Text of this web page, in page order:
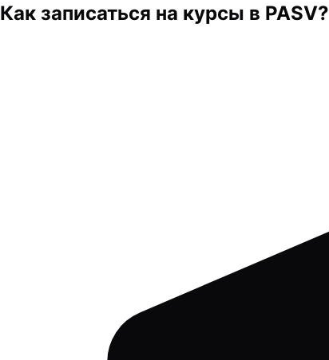
Как записаться на курсы в PASV?